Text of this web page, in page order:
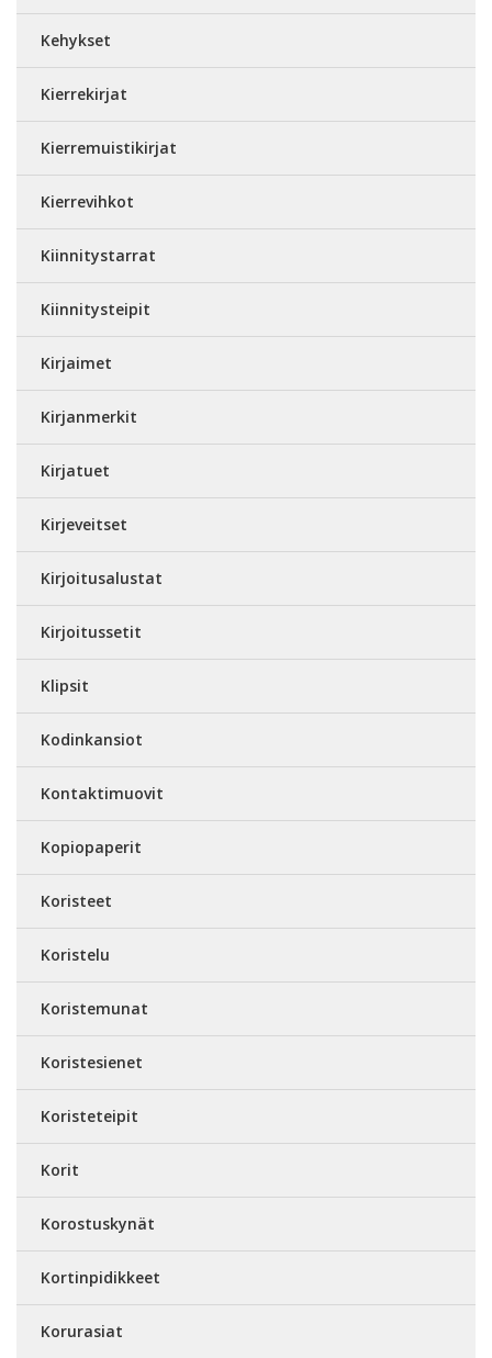
Kehykset
Kierrekirjat
Kierremuistikirjat
Kierrevihkot
Kiinnitystarrat
Kiinnitysteipit
Kirjaimet
Kirjanmerkit
Kirjatuet
Kirjeveitset
Kirjoitusalustat
Kirjoitussetit
Klipsit
Kodinkansiot
Kontaktimuovit
Kopiopaperit
Koristeet
Koristelu
Koristemunat
Koristesienet
Koristeteipit
Korit
Korostuskynät
Kortinpidikkeet
Korurasiat